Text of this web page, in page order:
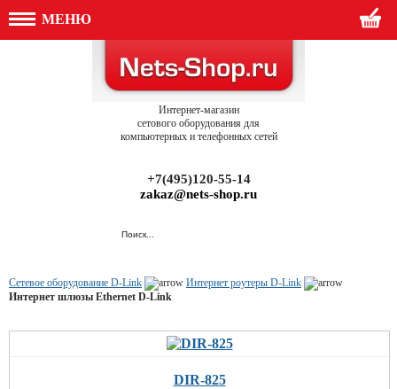
МЕНЮ
Интернет-магазин
сетового оборудования для
компьютерных и телефонных сетей
+7(495)120-55-14
zakaz@nets-shop.ru
Сетевое оборудование D-Link
Интернет роутеры D-Link
Интернет шлюзы Ethernet D-Link
DIR-825